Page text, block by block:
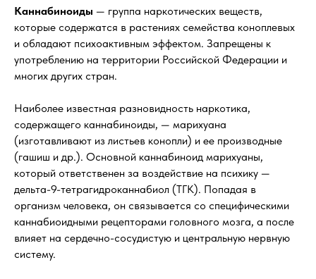
Каннабиноиды — группа наркотических веществ,
которые содержатся в растениях семейства коноплевых
и обладают психоактивным эффектом. Запрещены к
употреблению на территории Российской Федерации и
многих других стран.
Наиболее известная разновидность наркотика,
содержащего каннабиноиды, — марихуана
(изготавливают из листьев конопли) и ее производные
(гашиш и др.). Основной каннабиноид марихуаны,
который ответственен за воздействие на психику —
дельта-9-тетрагидроканнабиол (ТГК). Попадая в
организм человека, он связывается со специфическими
каннабиоидными рецепторами головного мозга, а после
влияет на сердечно-сосудистую и центральную нервную
систему.